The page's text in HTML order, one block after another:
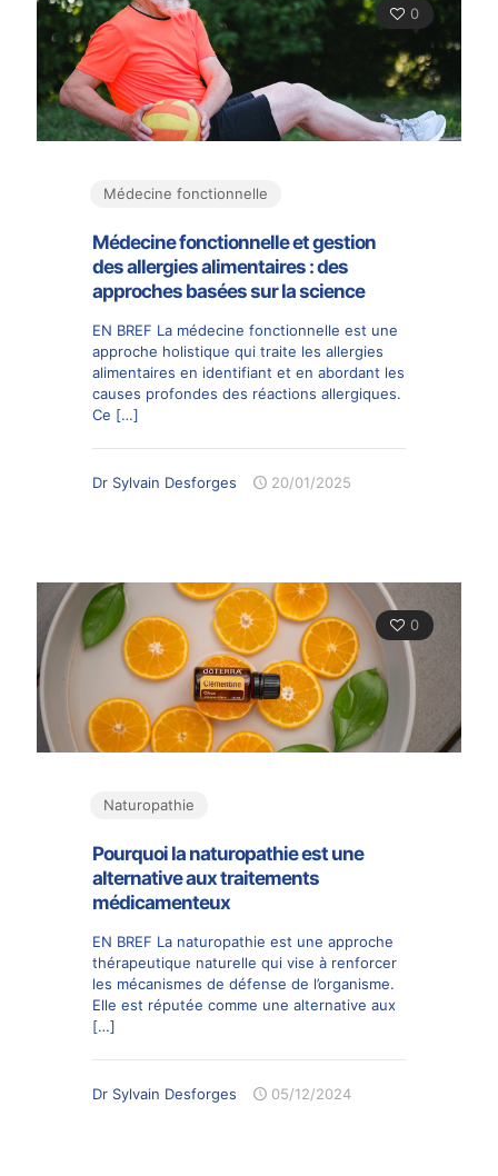
0
Médecine fonctionnelle
Médecine fonctionnelle et gestion
des allergies alimentaires : des
approches basées sur la science
EN BREF La médecine fonctionnelle est une
approche holistique qui traite les allergies
alimentaires en identifiant et en abordant les
causes profondes des réactions allergiques.
Ce […]
Dr Sylvain Desforges 20/01/2025
0
Naturopathie
Pourquoi la naturopathie est une
alternative aux traitements
médicamenteux
EN BREF La naturopathie est une approche
thérapeutique naturelle qui vise à renforcer
les mécanismes de défense de l’organisme.
Elle est réputée comme une alternative aux
[…]
Dr Sylvain Desforges 05/12/2024